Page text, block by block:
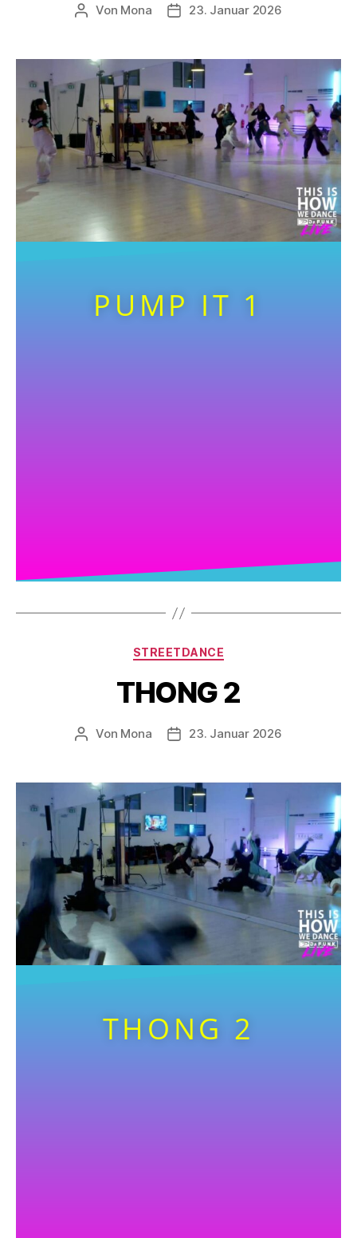
Von Mona 23. Januar 2026
PUMP IT 1
STREETDANCE
THONG 2
Von Mona 23. Januar 2026
THONG 2